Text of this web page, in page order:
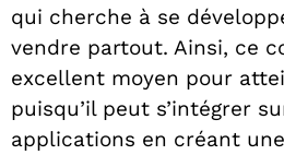
qui cherche à se
vendre partout. Ainsi, ce
excellent moyen pour
puisqu’il peut s’intégrer
applications en créant